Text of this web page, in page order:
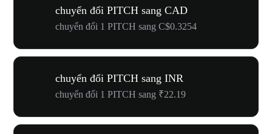
chuyển đổi PITCH sang CAD
chuyển đổi 1 PITCH sang C$0.3254
chuyển đổi PITCH sang INR
chuyển đổi 1 PITCH sang ₹22.19